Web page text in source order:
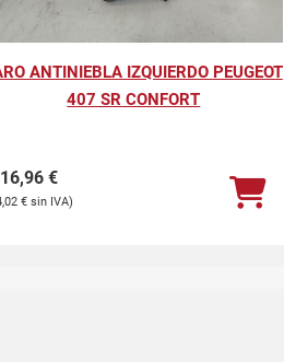
ANTINIEBLA IZQUIERDO PEUGEOT
407 SR CONFORT
16,96 €
€